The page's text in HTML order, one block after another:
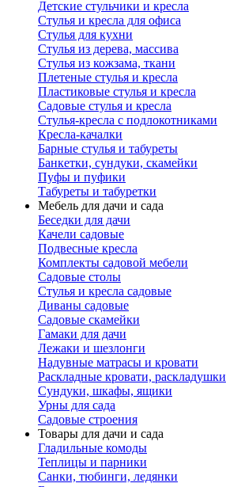
Детские стульчики и кресла
Стулья и кресла для офиса
Стулья для кухни
Стулья из дерева, массива
Стулья из кожзама, ткани
Плетеные стулья и кресла
Пластиковые стулья и кресла
Садовые стулья и кресла
Стулья-кресла с подлокотниками
Кресла-качалки
Барные стулья и табуреты
Банкетки, сундуки, скамейки
Пуфы и пуфики
Табуреты и табуретки
Мебель для дачи и сада
Беседки для дачи
Качели садовые
Подвесные кресла
Комплекты садовой мебели
Садовые столы
Стулья и кресла садовые
Диваны садовые
Садовые скамейки
Гамаки для дачи
Лежаки и шезлонги
Надувные матрасы и кровати
Раскладные кровати, раскладушки
Сундуки, шкафы, ящики
Урны для сада
Садовые строения
Товары для дачи и сада
Гладильные комоды
Теплицы и парники
Санки, тюбинги, ледянки